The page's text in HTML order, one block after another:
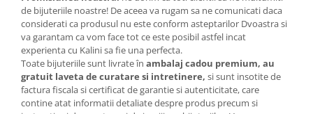
de bijuteriile noastre! De aceea va rugam sa ne comunicati daca
considerati ca produsul nu este conform asteptarilor Dvoastra si
va garantam ca vom face tot ce este posibil astfel incat
experienta cu Kalini sa fie una perfecta.
Toate bijuteriile sunt livrate în ambalaj cadou premium, au
gratuit laveta de curatare si intretinere, si sunt insotite de
factura fiscala si certificat de garantie si autenticitate, care
contine atat informatii detaliate despre produs precum si